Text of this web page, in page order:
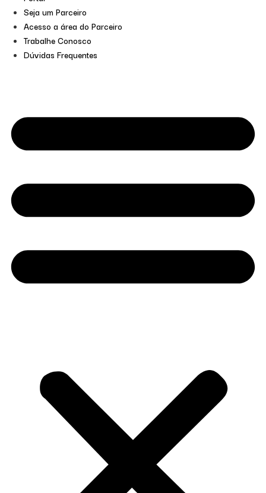
Seja um Parceiro
Acesso a área do Parceiro
Trabalhe Conosco
Dúvidas Frequentes